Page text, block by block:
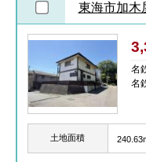
東海市加木
名
名
土地面積